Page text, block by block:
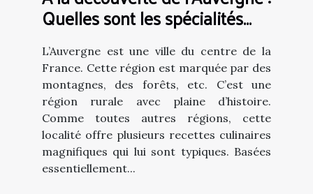
Quelles sont les spécialités
gastronomiques à déguster
absolument ?
L’Auvergne est une ville du centre de la
France. Cette région est marquée par des
montagnes, des forêts, etc. C’est une
région rurale avec plaine d’histoire.
Comme toutes autres régions, cette
localité offre plusieurs recettes culinaires
magnifiques qui lui sont typiques. Basées
essentiellement...